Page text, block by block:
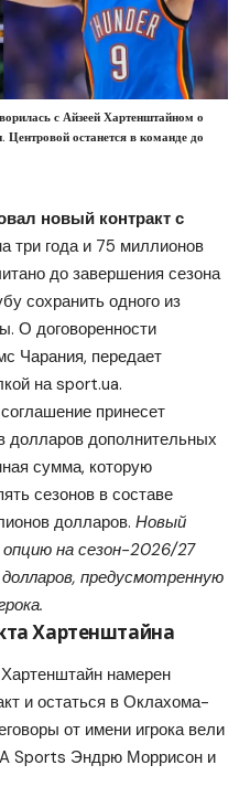
с Айзеей Хартенштайном о
останется в команде до
новый контракт с
три года и 75 миллионов
до завершения сезона
сохранить одного из
О договоренности
Чарания, передает
наsport.ua.
принесет
долларов дополнительных
сумма, которую
сезонов в составе
долларов. Новый
на сезон-2026/27
предусмотренную
Хартенштайна
намерен
и остаться в Оклахома-
от имени игрока вели
Sports Эндрю Моррисон и